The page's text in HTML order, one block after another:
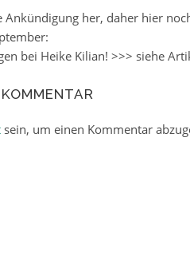
Ankündigung her, daher hier
bei Heike Kilian! >>> siehe
sein, um einen Kommentar